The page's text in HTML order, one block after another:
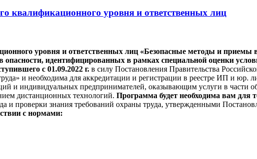
квалификационного уровня и ответственных лиц
уровня и ответственных лиц «Безопасные методы и приемы
идентифицированных в рамках специальной оценки
с 01.09.2022 г. в силу Постановления Правительства
и необходима для аккредитации и регистрации в реестре ИП и юр.
и индивидуальных предпринимателей, оказывающим услуги в части
дистанционных технологий. Программа будет необходима вам для
и проверки знания требований охраны труда, утвержденными
с нормами: